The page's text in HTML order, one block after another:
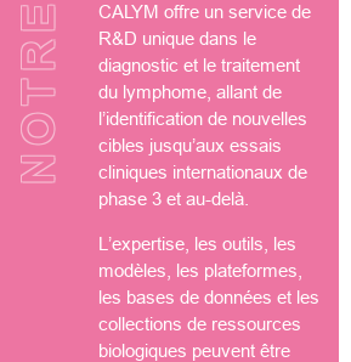
CALYM offre un service de
R&D unique dans le
diagnostic et le traitement
du lymphome, allant de
l’identification de nouvelles
cibles jusqu’aux essais
cliniques internationaux de
phase 3 et au-delà.
L’expertise, les outils, les
modèles, les plateformes,
les bases de données et les
collections de ressources
biologiques peuvent être